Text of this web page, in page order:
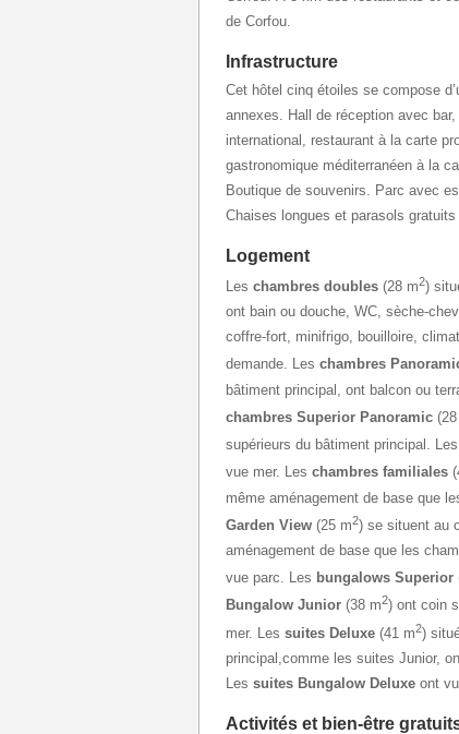
de Corfou.
Infrastructure
Cet hôtel cinq étoiles se compose
annexes. Hall de réception avec
international, restaurant à la carte
gastronomique méditerranéen à la
Boutique de souvenirs. Parc avec
Chaises longues et parasols
Logement
Les chambres doubles (28 m2)
ont bain ou douche, WC, sèche-
coffre-fort, minifrigo, bouilloire,
demande. Les chambres
bâtiment principal, ont balcon ou
chambres Superior Panoramic
supérieurs du bâtiment principal. Les
vue mer. Les chambres familiales
même aménagement de base que
Garden View (25 m2) se situent au
aménagement de base que les
vue parc. Les bungalows Superior
Bungalow Junior (38 m2) ont coin
mer. Les suites Deluxe (41 m2)
principal,comme les suites Junior,
Les suites Bungalow Deluxe ont
Activités et bien-être